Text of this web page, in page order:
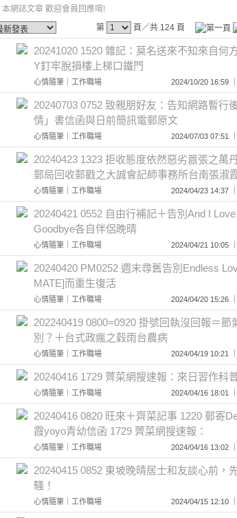
網誌文章 歡迎會員回應唷!
第
頁／共 124 頁
20241020 1520 雜記：莫名送來不知來自何
Y釘牢脫損樓上梯口鐵門
心情隨筆 工作職場 2024/10/20 16:59
20240703 0752 致親朋好友：告知網路暫行
情」書信函與日前簡訊電郵原文
心情隨筆 工作職場 2024/07/03 07:51
20240423 1323 拒收態度依然惡劣囂張之萬
郵局回收郵戳之大誠會記師事務所台南張淑
心情隨筆 工作職場 2024/04/23 14:37
20240421 0552 自由行補記＋告別And I
Goodbye各自伴侶晚晴
心情隨筆 工作職場 2024/04/21 10:05
20240420 PM0252 週末尋舊告別Endless
MATE]而重生復活
心情隨筆 工作職場 2024/04/20 15:26
202240419 0800=0920 掛號回執沒回報＝節
別？＋台式政瘋之穀雨台農病
心情隨筆 工作職場 2024/04/19 10:21
20240416 1729 薺菜網搜速報：來日習作科
心情隨筆 工作職場 2024/04/16 18:01
20240416 0820 旺來＋齊菜記事 1220 郵寄
霞yoyo青幼信函 1729 薺菜網搜速報：
心情隨筆 工作職場 2024/04/16 13:02
20240415 0852 東坡晚晴居士和友談心前，
騷！
心情隨筆 工作職場 2024/04/15 12:10